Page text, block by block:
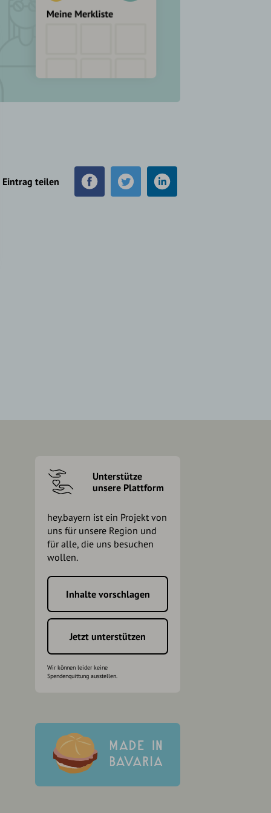
Eintrag teilen
Unterstütze
unsere Plattform
hey.bayern ist ein Projekt von
uns für unsere Region und
für alle, die uns besuchen
wollen.
Inhalte vorschlagen
Jetzt unterstützen
Wir können leider keine
Spendenquittung ausstellen.